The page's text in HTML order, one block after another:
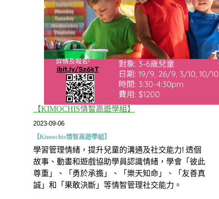
【KIMOCHIS情智高遊學組】
2023-09-06
【Kimochis情智高遊學組】
學習管理情緒，提升兒童的溝通及社交能力! 透個
故事、動畫和遊戲協助學員認識情緒，學會「彼此
尊重」、「勇於承擔」、「樂天知命」、「友善真
誠」和「果敢決斷」等情智管理社交能力。